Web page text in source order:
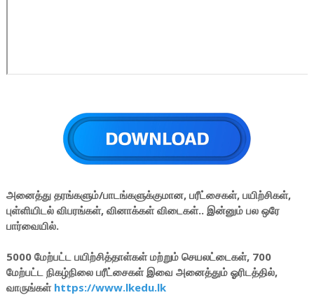
அனைத்து தரங்களும்/பாடங்களுக்குமான, பரீட்சைகள், பயிற்சிகள்,
புள்ளியிடல் விபரங்கள், வினாக்கள் விடைகள்.. இன்னும் பல ஒரே
பார்வையில்.
5000 மேற்பட்ட பயிற்சித்தாள்கள் மற்றும் செயலட்டைகள், 700
மேற்பட்ட நிகழ்நிலை பரீட்சைகள் இவை அனைத்தும் ஓரிடத்தில்,
வாருங்கள் https://www.lkedu.lk